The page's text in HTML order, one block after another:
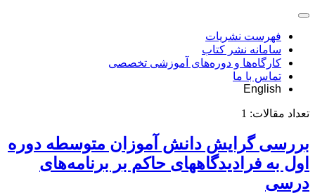
فهرست نشریات
سامانه نشر کتاب
کارگاه‌ها و دوره‌های آموزشی تخصصی
تماس با ما
English
تعداد مقالات: 1
بررسی گرایش دانش آموزان متوسطه دوره
اول به فرادیدگاههای حاکم بر برنامه‌های
درسی